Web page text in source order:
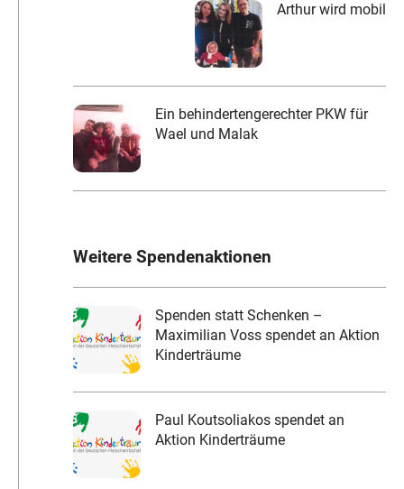
Arthur wird mobil
Ein behindertengerechter PKW für
Wael und Malak
Weitere Spendenaktionen
Spenden statt Schenken –
Maximilian Voss spendet an Aktion
Kinderträume
Paul Koutsoliakos spendet an
Aktion Kinderträume